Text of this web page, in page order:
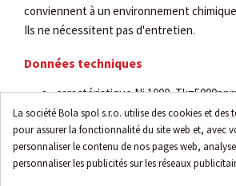
La société Bola spol s.r.o. utilise des cookies et des
pour assurer la fonctionnalité du site web et, avec
personnaliser le contenu de nos pages web,
personnaliser les publicités sur les réseaux
conviennent à un environnement
Ils ne nécessitent pas d'entretien.
Données techniques
caractéristique Ni 1000,
version à montage en surface
plage de mesure de -30 à 80 °C
précision "classe B"
température ambiante : -30 à 80 °C